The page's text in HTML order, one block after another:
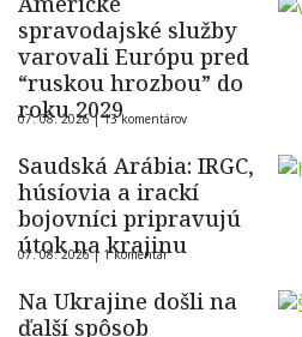
spravodajské služby
varovali Európu pred
“ruskou hrozbou” do
roku 2029
07. 08. 2026 |13 komentárov
Saudská Arábia: IRGC,
húsíovia a irackí
bojovníci pripravujú
útok na krajinu
07. 08. 2026 | 1 komentár
Na Ukrajine došli na
ďalší spôsob